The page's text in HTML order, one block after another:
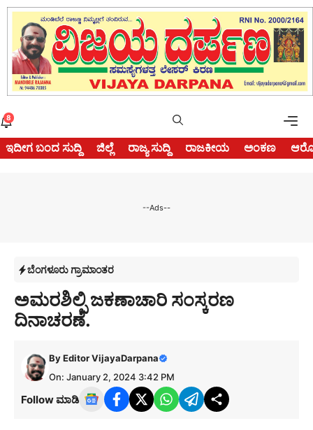
Skip
content
8
ಇದೀಗ ಬಂದ ಸುದ್ದಿ ಜಿಲ್ಲೆ ರಾಜ್ಯ ಸುದ್ದಿ ರಾಜಕೀಯ ಅಂಕಣ
--Ads--
ಬೆಂಗಳೂರು ಗ್ರಾಮಾಂತರ
ಅಮರಶಿಲ್ಪಿ ಜಕಣಾಚಾರಿ ಸಂಸ್ಕರಣ
ದಿನಾಚರಣೆ.
ByEditor VijayaDarpana
On: January 2, 2024 3:42 PM
Follow ಮಾಡಿ